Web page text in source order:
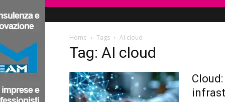
Home Tags AI cloud
Tag: AI cloud